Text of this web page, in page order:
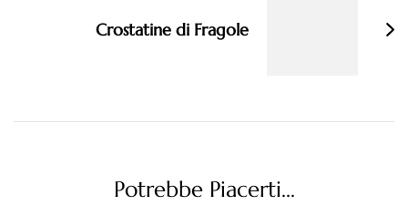
Crostatine di Fragole
Potrebbe Piacerti...